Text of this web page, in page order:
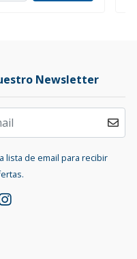
Newsletter
lista de email para recibir